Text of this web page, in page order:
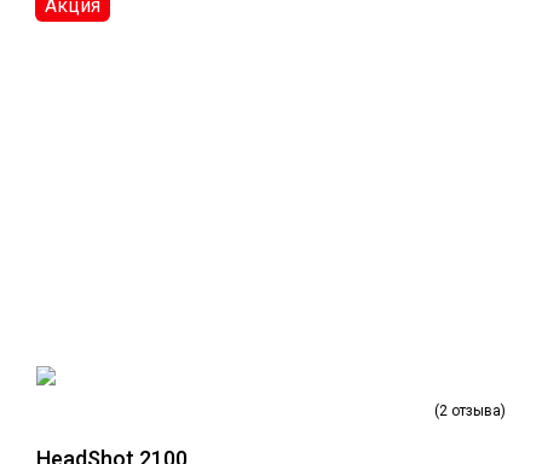
(2 отзыва)
HeadShot 2100
Акция